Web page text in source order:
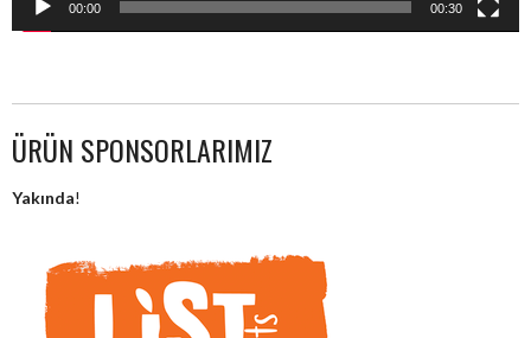
00:00 00:30
ÜRÜN SPONSORLARIMIZ
Yakında!